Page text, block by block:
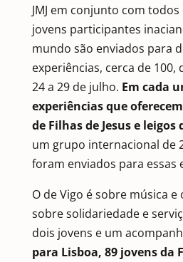
JMJ em conjunto com
jovens participantes
mundo são enviados para
experiências, cerca de
24 a 29 de julho. Em cada
experiências que
de Filhas de Jesus e
um grupo internacional de
foram enviados para essas
O de Vigo é sobre música e
sobre solidariedade e
dois jovens e um
para Lisboa, 89 jovens da